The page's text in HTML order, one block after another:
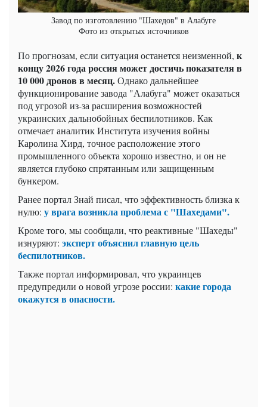
Завод по изготовлению "Шахедов" в Алабуге
Фото из открытых источников
По прогнозам, если ситуация останется неизменной, к
концу 2026 года россия может достичь показателя в
10 000 дронов в месяц.Однако дальнейшее
функционирование завода "Алабуга" может оказаться
под угрозой из-за расширения возможностей
украинских дальнобойных беспилотников. Как
отмечает аналитик Института изучения войны
Каролина Хирд, точное расположение этого
промышленного объекта хорошо известно, и он не
является глубоко спрятанным или защищенным
бункером.
Ранее портал Знай писал, что эффективность близка к
нулю: у врага возникла проблема с "Шахедами".
Кроме того, мы сообщали, что реактивные "Шахеды"
изнуряют: эксперт объяснил главную цель
беспилотников.
Также портал информировал, что украинцев
предупредили о новой угрозе россии: какие города
окажутся в опасности.